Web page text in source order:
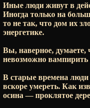
Иные люди живут в
Иногда только на
то не так, что дом их
энергетике.
Вы, наверное,
невозможно вампирить
В старые времена люди
вскоре умереть. Как
осина — проклятое